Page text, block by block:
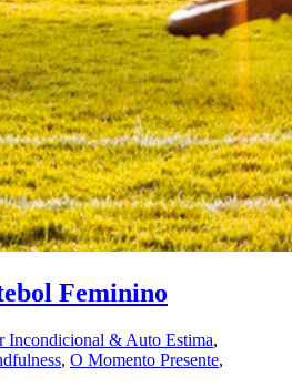
Feminino
Incondicional & Auto Estima,
, O Momento Presente,